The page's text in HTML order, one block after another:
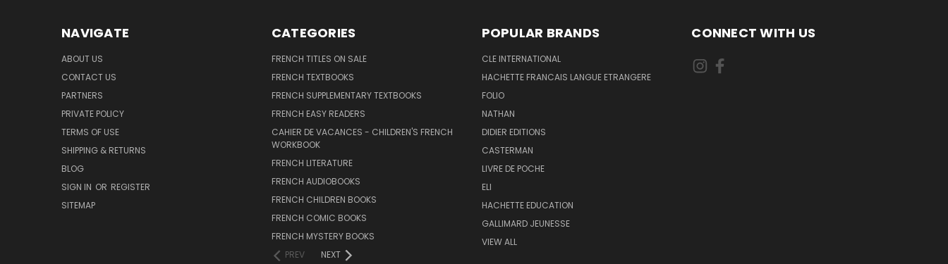
NAVIGATE
ABOUT US
CONTACT US
PARTNERS
PRIVATE POLICY
TERMS OF USE
SHIPPING & RETURNS
BLOG
SIGN IN OR REGISTER
SITEMAP
CATEGORIES
FRENCH TITLES ON SALE
FRENCH TEXTBOOKS
FRENCH SUPPLEMENTARY TEXTBOOKS
FRENCH EASY READERS
CAHIER DE VACANCES - CHILDREN'S FRENCH
WORKBOOK
FRENCH LITERATURE
FRENCH AUDIOBOOKS
FRENCH CHILDREN BOOKS
FRENCH COMIC BOOKS
FRENCH MYSTERY BOOKS
PREV
NEXT
POPULAR BRANDS
CLE INTERNATIONAL
HACHETTE FRANCAIS LANGUE ETRANGERE
FOLIO
NATHAN
DIDIER EDITIONS
CASTERMAN
LIVRE DE POCHE
ELI
HACHETTE EDUCATION
GALLIMARD JEUNESSE
VIEW ALL
CONNECT WITH US